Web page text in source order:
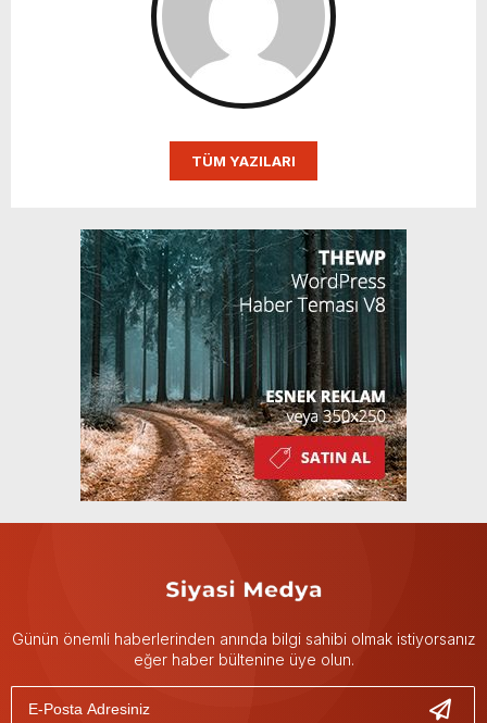
TÜM YAZILARI
Günün önemli haberlerinden anında bilgi sahibi olmak istiyorsanız
eğer haber bültenine üye olun.